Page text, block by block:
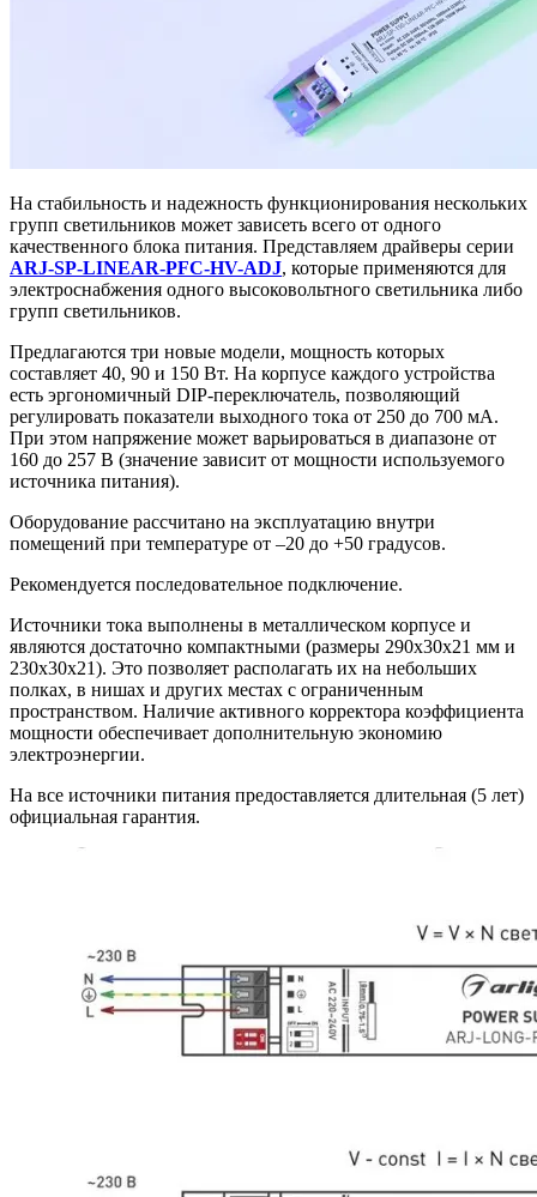
На стабильность и надежность функционирования нескольких
групп светильников может зависеть всего от одного
качественного блока питания. Представляем драйверы серии
ARJ-SP-LINEAR-PFC-HV-ADJ, которые применяются для
электроснабжения одного высоковольтного светильника либо
групп светильников.
Предлагаются три новые модели, мощность которых
составляет 40, 90 и 150 Вт. На корпусе каждого устройства
есть эргономичный DIP-переключатель, позволяющий
регулировать показатели выходного тока от 250 до 700 мА.
При этом напряжение может варьироваться в диапазоне от
160 до 257 В (значение зависит от мощности используемого
источника питания).
Оборудование рассчитано на эксплуатацию внутри
помещений при температуре от –20 до +50 градусов.
Рекомендуется последовательное подключение.
Источники тока выполнены в металлическом корпусе и
являются достаточно компактными (размеры 290х30х21 мм и
230х30х21). Это позволяет располагать их на небольших
полках, в нишах и других местах с ограниченным
пространством. Наличие активного корректора коэффициента
мощности обеспечивает дополнительную экономию
электроэнергии.
На все источники питания предоставляется длительная (5 лет)
официальная гарантия.